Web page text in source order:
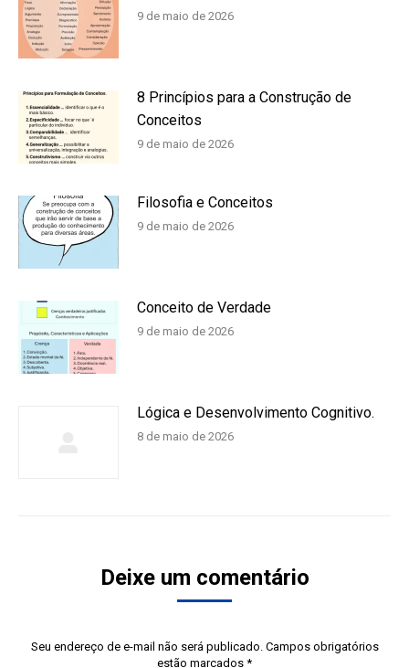
9 de maio de 2026
8 Princípios para a Construção de
Conceitos
9 de maio de 2026
Filosofia e Conceitos
9 de maio de 2026
Conceito de Verdade
9 de maio de 2026
Lógica e Desenvolvimento Cognitivo.
8 de maio de 2026
Deixe um comentário
Seu endereço de e-mail não será publicado. Campos obrigatórios
estão marcados *